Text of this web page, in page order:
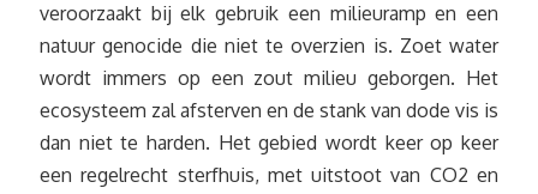
veroorzaakt bij elk gebruik een milieuramp en een
natuur genocide die niet te overzien is. Zoet water
wordt immers op een zout milieu geborgen. Het
ecosysteem zal afsterven en de stank van dode vis is
dan niet te harden. Het gebied wordt keer op keer
een regelrecht sterfhuis, met uitstoot van CO2 en